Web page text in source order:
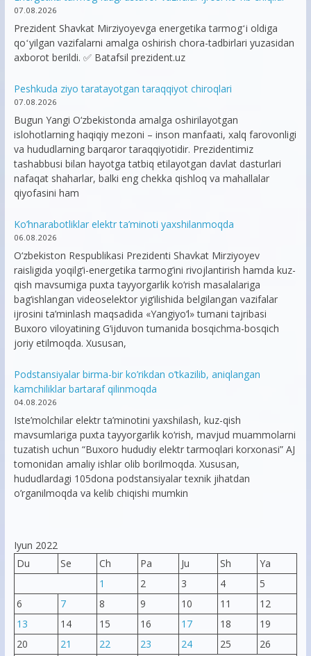
07.08.2026
Prezident Shavkat Mirziyoyevga energetika tarmogʻi oldiga
qoʻyilgan vazifalarni amalga oshirish chora-tadbirlari yuzasidan
axborot berildi. ✅ Batafsil prezident.uz
Peshkuda ziyo taratayotgan taraqqiyot chiroqlari
07.08.2026
Bugun Yangi O‘zbekistonda amalga oshirilayotgan
islohotlarning haqiqiy mezoni – inson manfaati, xalq farovonligi
va hududlarning barqaror taraqqiyotidir. Prezidentimiz
tashabbusi bilan hayotga tatbiq etilayotgan davlat dasturlari
nafaqat shaharlar, balki eng chekka qishloq va mahallalar
qiyofasini ham
Ko’hnarabotliklar elektr ta’minoti yaxshilanmoqda
06.08.2026
O‘zbekiston Respublikasi Prezidenti Shavkat Mirziyoyev
raisligida yoqilg‘i-energetika tarmog‘ini rivojlantirish hamda kuz-
qish mavsumiga puxta tayyorgarlik ko‘rish masalalariga
bag‘ishlangan videoselektor yig‘ilishida belgilangan vazifalar
ijrosini ta’minlash maqsadida «Yangiyo‘l» tumani tajribasi
Buxoro viloyatining G‘ijduvon tumanida bosqichma-bosqich
joriy etilmoqda. Xususan,
Podstansiyalar birma-bir ko’rikdan o’tkazilib, aniqlangan
kamchiliklar bartaraf qilinmoqda
04.08.2026
Iste’molchilar elektr ta’minotini yaxshilash, kuz-qish
mavsumlariga puxta tayyorgarlik ko‘rish, mavjud muammolarni
tuzatish uchun “Buxoro hududiy elektr tarmoqlari korxonasi” AJ
tomonidan amaliy ishlar olib borilmoqda. Xususan,
hududlardagi 105dona podstansiyalar texnik jihatdan
o’rganilmoqda va kelib chiqishi mumkin
Iyun 2022
Du
Se Ch Pa Ju Sh
Ya
1
2 3 4
5
6
7 8 9 10 11
12
13
14 15 16 17 18
19
20
21 22 23 24 25
26